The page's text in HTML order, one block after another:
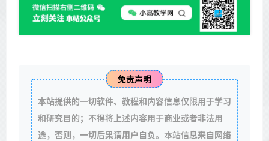
免责声明
本站提供的一切软件、教程和内容信息仅限用于学习
和研究目的；不得将上述内容用于商业或者非法用
途，否则，一切后果请用户自负。本站信息来自网络